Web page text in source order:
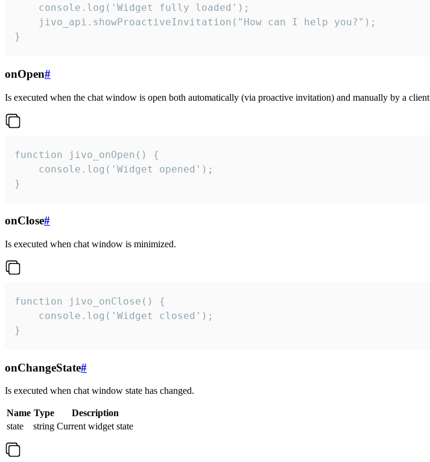
    console.log('Widget fully loaded');
    jivo_api.showProactiveInvitation("How can I help you?");
}
onOpen#
Is executed when the chat window is open both automatically (via proactive invitation) and manually by a client
function jivo_onOpen() {
    console.log('Widget opened');
}
onClose#
Is executed when chat window is minimized.
function jivo_onClose() {
    console.log('Widget closed');
}
onChangeState#
Is executed when chat window state has changed.
Name Type
Description
state
string Current widget state